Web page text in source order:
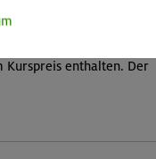
Kurspreis enthalten. Der